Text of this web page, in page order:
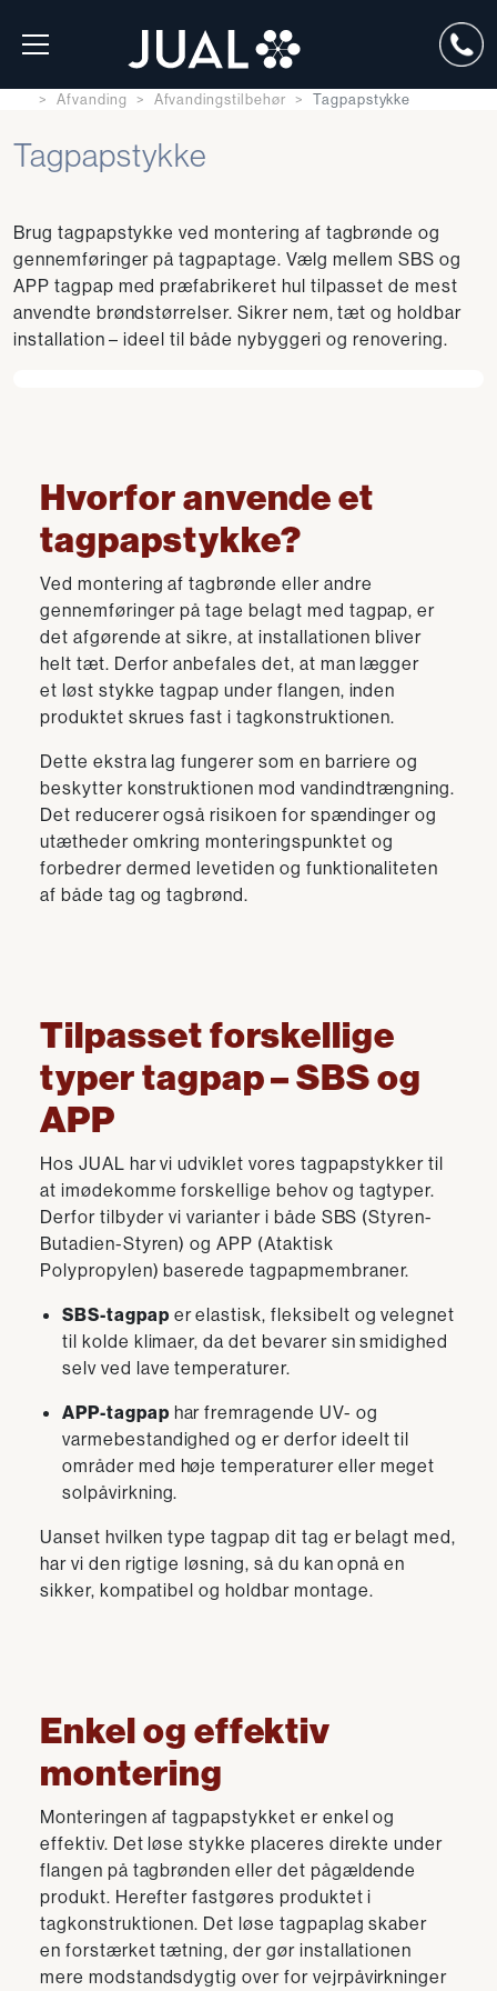
Afvanding Afvandingstilbehør Tagpapstykke
Tagpapstykke
Brug tagpapstykke ved montering af tagbrønde og
gennemføringer på tagpaptage. Vælg mellem SBS og
APP tagpap med præfabrikeret hul tilpasset de mest
anvendte brøndstørrelser. Sikrer nem, tæt og holdbar
installation – ideel til både nybyggeri og renovering.
Hvorfor anvende et
tagpapstykke?
Ved montering af tagbrønde eller andre
gennemføringer på tage belagt med tagpap, er
det afgørende at sikre, at installationen bliver
helt tæt. Derfor anbefales det, at man lægger
et løst stykke tagpap under flangen, inden
produktet skrues fast i tagkonstruktionen.
Dette ekstra lag fungerer som en barriere og
beskytter konstruktionen mod vandindtrængning.
Det reducerer også risikoen for spændinger og
utætheder omkring monteringspunktet og
forbedrer dermed levetiden og funktionaliteten
af både tag og tagbrønd.
Tilpasset forskellige
typer tagpap – SBS og
APP
Hos JUAL har vi udviklet vores tagpapstykker til
at imødekomme forskellige behov og tagtyper.
Derfor tilbyder vi varianter i både SBS (Styren-
Butadien-Styren) og APP (Ataktisk
Polypropylen) baserede tagpapmembraner.
SBS-tagpap er elastisk, fleksibelt og velegnet
til kolde klimaer, da det bevarer sin smidighed
selv ved lave temperaturer.
APP-tagpap har fremragende UV- og
varmebestandighed og er derfor ideelt til
områder med høje temperaturer eller meget
solpåvirkning.
Uanset hvilken type tagpap dit tag er belagt med,
har vi den rigtige løsning, så du kan opnå en
sikker, kompatibel og holdbar montage.
Enkel og effektiv
montering
Monteringen af tagpapstykket er enkel og
effektiv. Det løse stykke placeres direkte under
flangen på tagbrønden eller det pågældende
produkt. Herefter fastgøres produktet i
tagkonstruktionen. Det løse tagpaplag skaber
en forstærket tætning, der gør installationen
mere modstandsdygtig over for vejrpåvirkninger